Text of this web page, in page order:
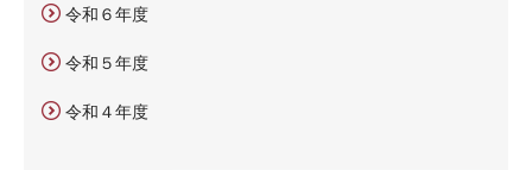
令和６年度
令和５年度
令和４年度